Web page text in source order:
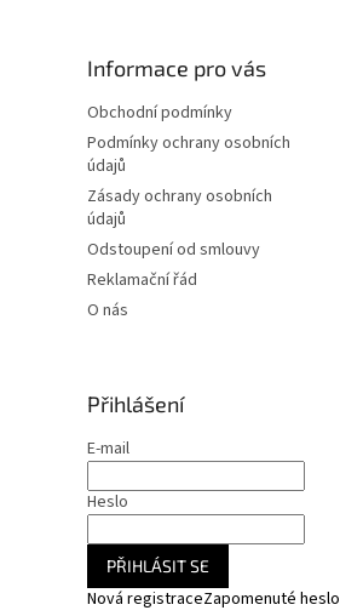
Informace pro vás
Obchodní podmínky
Podmínky ochrany osobních
údajů
Zásady ochrany osobních
údajů
Odstoupení od smlouvy
Reklamační řád
O nás
Přihlášení
E-mail
Heslo
PŘIHLÁSIT SE
Nová registraceZapomenuté heslo